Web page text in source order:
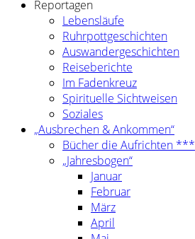
Reportagen
Lebensläufe
Ruhrpottgeschichten
Auswandergeschichten
Reiseberichte
Im Fadenkreuz
Spirituelle Sichtweisen
Soziales
„Ausbrechen & Ankommen“
Bücher die Aufrichten ***
„Jahresbogen“
Januar
Februar
März
April